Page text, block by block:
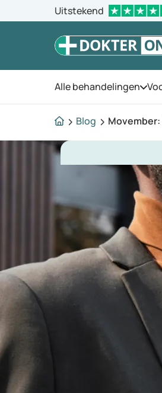
Uitstekend
Alle behandelingen
Blog